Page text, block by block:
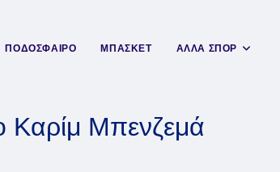
ΠΟΔΟΣΦΑΙΡΟ ΜΠΑΣΚΕΤ ΑΛΛΑ ΣΠΟΡ
Καρίμ Μπενζεμά